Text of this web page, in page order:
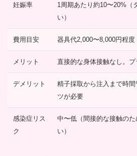
妊娠率
1周期あたり約10〜20%（
い）
費用目安 器具代2,000〜8,000円程
メリット 直接的な身体接触なし。
デメリット
精子採取から注入まで時
ツが必要
感染症リス
ク
中〜低（間接的な接触の
い）